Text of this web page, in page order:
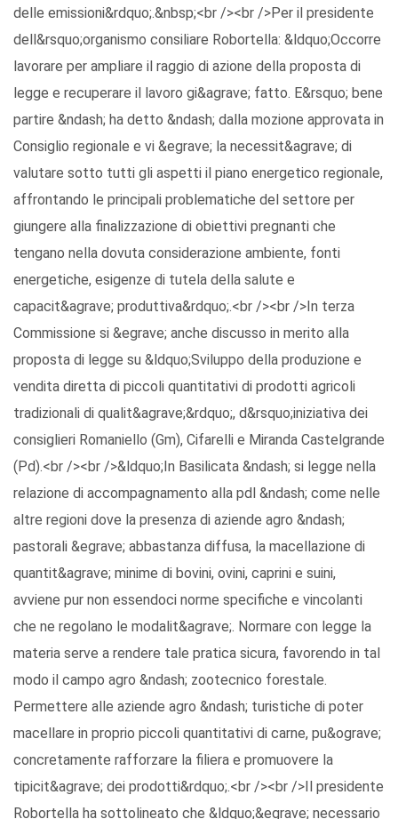
delle emissioni&rdquo;.&nbsp;<br /><br />Per il presidente
dell&rsquo;organismo consiliare Robortella: &ldquo;Occorre
lavorare per ampliare il raggio di azione della proposta di
legge e recuperare il lavoro gi&agrave; fatto. E&rsquo; bene
partire &ndash; ha detto &ndash; dalla mozione approvata in
Consiglio regionale e vi &egrave; la necessit&agrave; di
valutare sotto tutti gli aspetti il piano energetico regionale,
affrontando le principali problematiche del settore per
giungere alla finalizzazione di obiettivi pregnanti che
tengano nella dovuta considerazione ambiente, fonti
energetiche, esigenze di tutela della salute e
capacit&agrave; produttiva&rdquo;.<br /><br />In terza
Commissione si &egrave; anche discusso in merito alla
proposta di legge su &ldquo;Sviluppo della produzione e
vendita diretta di piccoli quantitativi di prodotti agricoli
tradizionali di qualit&agrave;&rdquo;, d&rsquo;iniziativa dei
consiglieri Romaniello (Gm), Cifarelli e Miranda Castelgrande
(Pd).<br /><br />&ldquo;In Basilicata &ndash; si legge nella
relazione di accompagnamento alla pdl &ndash; come nelle
altre regioni dove la presenza di aziende agro &ndash;
pastorali &egrave; abbastanza diffusa, la macellazione di
quantit&agrave; minime di bovini, ovini, caprini e suini,
avviene pur non essendoci norme specifiche e vincolanti
che ne regolano le modalit&agrave;. Normare con legge la
materia serve a rendere tale pratica sicura, favorendo in tal
modo il campo agro &ndash; zootecnico forestale.
Permettere alle aziende agro &ndash; turistiche di poter
macellare in proprio piccoli quantitativi di carne, pu&ograve;
concretamente rafforzare la filiera e promuovere la
tipicit&agrave; dei prodotti&rdquo;.<br /><br />Il presidente
Robortella ha sottolineato che &ldquo;&egrave; necessario